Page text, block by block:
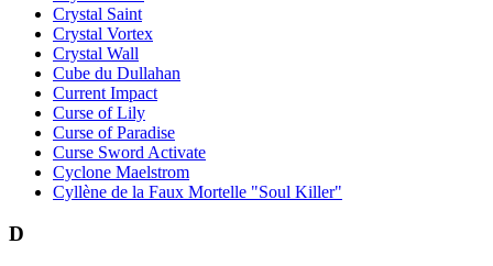
Crystal Saint
Crystal Vortex
Crystal Wall
Cube du Dullahan
Current Impact
Curse of Lily
Curse of Paradise
Curse Sword Activate
Cyclone Maelstrom
Cyllène de la Faux Mortelle "Soul Killer"
D